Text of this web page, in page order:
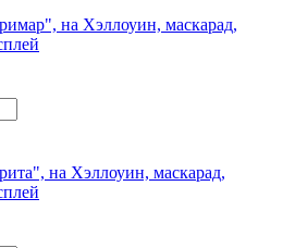
на Хэллоуин, маскарад,
на Хэллоуин, маскарад,